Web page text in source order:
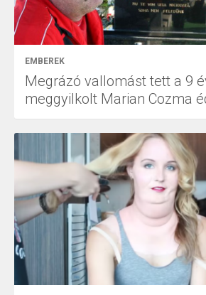
EMBEREK
Megrázó vallomást tett a 9
meggyilkolt Marian Cozma